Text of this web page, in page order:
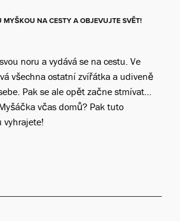
MYŠKOU NA CESTY A OBJEVUJTE SVĚT!
noru a vydává se na cestu. Ve
všechna ostatní zvířátka a udiveně
Pak se ale opět začne stmívat...
včas domů? Pak tuto